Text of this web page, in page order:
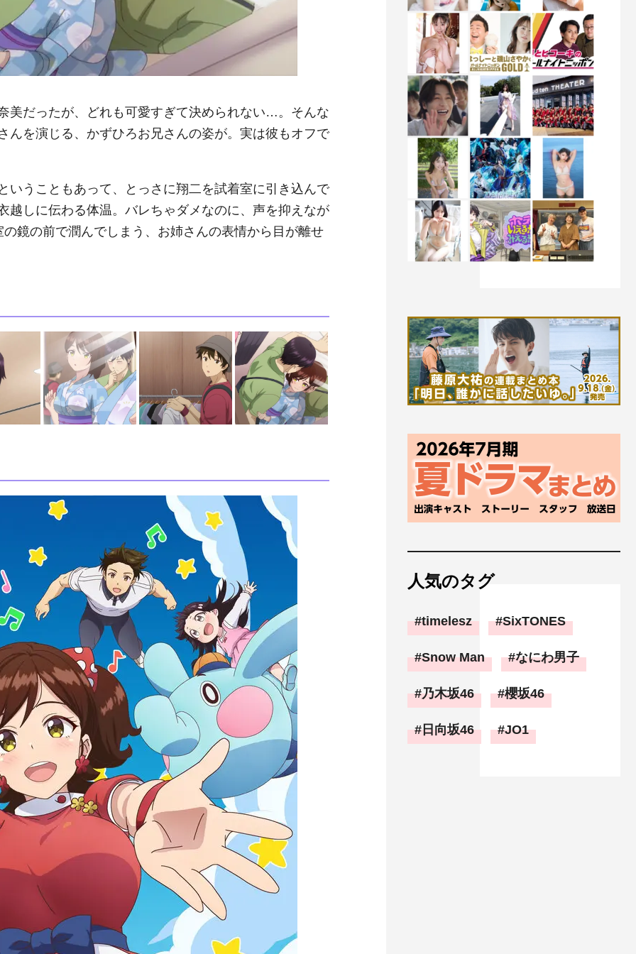
美だったが、どれも可愛すぎて決められない…。そんな
んを演じる、かずひろお兄さんの姿が。実は彼もオフで
いうこともあって、とっさに翔二を試着室に引き込んで
越しに伝わる体温。バレちゃダメなのに、声を抑えなが
鏡の前で潤んでしまう、お姉さんの表情から目が離せ
人気のタグ
timelesz SixTONES
Snow Man なにわ男子
乃木坂46 櫻坂46
日向坂46 JO1